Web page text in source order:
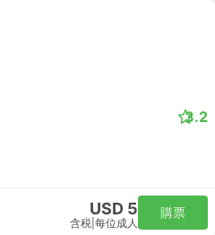
3.2
USD 5
含税 每位成人
購票